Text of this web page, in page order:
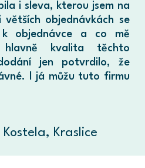
i sleva, kterou jsem na
objednávkách se
objednávce a co mě
kvalita těchto
jen potvrdilo, že
I já můžu tuto firmu
Kraslice